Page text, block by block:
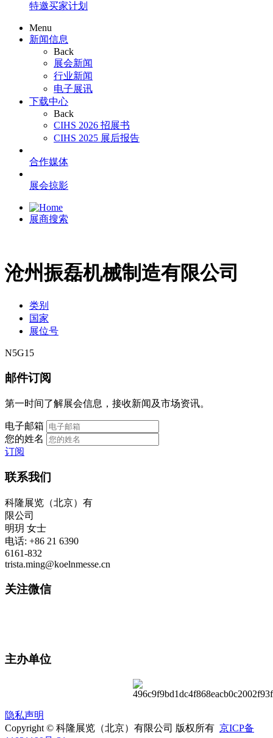
特邀买家计划
Menu
新闻信息
Back
展会新闻
行业新闻
电子展讯
下载中心
Back
CIHS 2026 招展书
CIHS 2025 展后报告
合作媒体
展会掠影
展商搜索
沧州振磊机械制造有限公司
类别
国家
展位号
N5G15
邮件订阅
第一时间了解展会信息，接收新闻及市场资讯。
电子邮箱
您的姓名
订阅
联系我们
科隆展览（北京）有
限公司
明玥 女士
电话: +86 21 6390
6161-832
trista.ming@koelnmesse.cn
关注微信
主办单位
隐私声明
Copyright © 科隆展览（北京）有限公司 版权所有 京ICP备